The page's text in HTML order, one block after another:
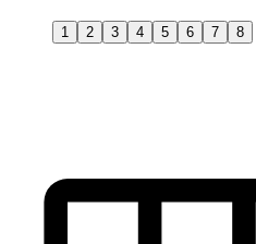
1 2 3 4 5 6 7 8